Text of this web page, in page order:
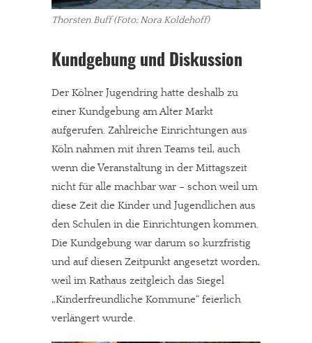
Thorsten Buff (Foto: Nora Koldehoff)
Kundgebung und Diskussion
Der Kölner Jugendring hatte deshalb zu
einer Kundgebung am Alter Markt
aufgerufen. Zahlreiche Einrichtungen aus
Köln nahmen mit ihren Teams teil, auch
wenn die Veranstaltung in der Mittagszeit
nicht für alle machbar war – schon weil um
diese Zeit die Kinder und Jugendlichen aus
den Schulen in die Einrichtungen kommen.
Die Kundgebung war darum so kurzfristig
und auf diesen Zeitpunkt angesetzt worden,
weil im Rathaus zeitgleich das Siegel
„Kinderfreundliche Kommune“ feierlich
verlängert wurde.